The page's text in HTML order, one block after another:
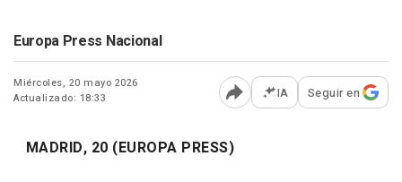
Europa Press Nacional
Miércoles, 20 mayo 2026
Actualizado: 18:33
Abrir opciones para
IA Seguir en
MADRID, 20 (EUROPA PRESS)